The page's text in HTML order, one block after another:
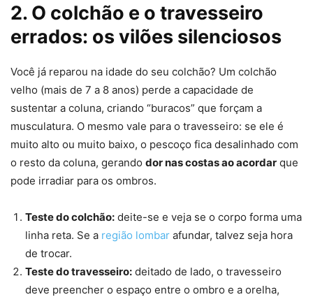
2. O colchão e o travesseiro
errados: os vilões silenciosos
Você já reparou na idade do seu colchão? Um colchão
velho (mais de 7 a 8 anos) perde a capacidade de
sustentar a coluna, criando “buracos” que forçam a
musculatura. O mesmo vale para o travesseiro: se ele é
muito alto ou muito baixo, o pescoço fica desalinhado com
o resto da coluna, gerando dor nas costas ao acordar que
pode irradiar para os ombros.
Teste do colchão: deite-se e veja se o corpo forma uma
linha reta. Se a região lombar afundar, talvez seja hora
de trocar.
Teste do travesseiro: deitado de lado, o travesseiro
deve preencher o espaço entre o ombro e a orelha,